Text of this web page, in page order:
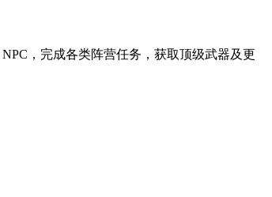
，完成各类阵营任务，获取顶级武器及更